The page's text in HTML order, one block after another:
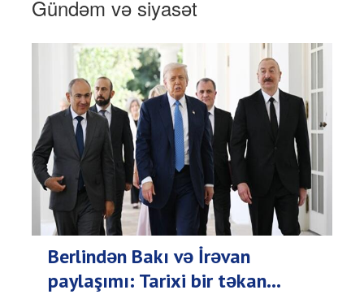
Gündəm və siyasət
Berlindən Bakı və İrəvan
paylaşımı: Tarixi bir təkan...